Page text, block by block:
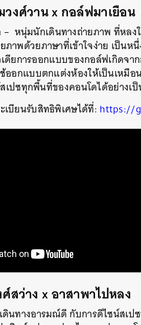
มวงศ์วาน x กอล์ฟมาเยือน
นุ่มนักเดินทางถ่ายภาพ ที่หลงใ
าพด้วยภาษาที่เข้าใจง่าย เป็นห
เดียการออกแบบของกอล์ฟเกิดจ
ออกแบบตกแต่งห้องให้เป็นเหมื
ปซทุกพื้นที่ของคอนโดได้อย่างเ
เบียนรับสิทธิพิเศษได้ที่: https://
ศ์สว่าง x อาสาพาไปหลง
นทางอารมณ์ดี กับการดีไซน์สเป